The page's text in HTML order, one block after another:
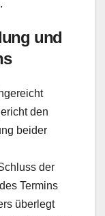
und
den
beider
der
Termins
überlegt